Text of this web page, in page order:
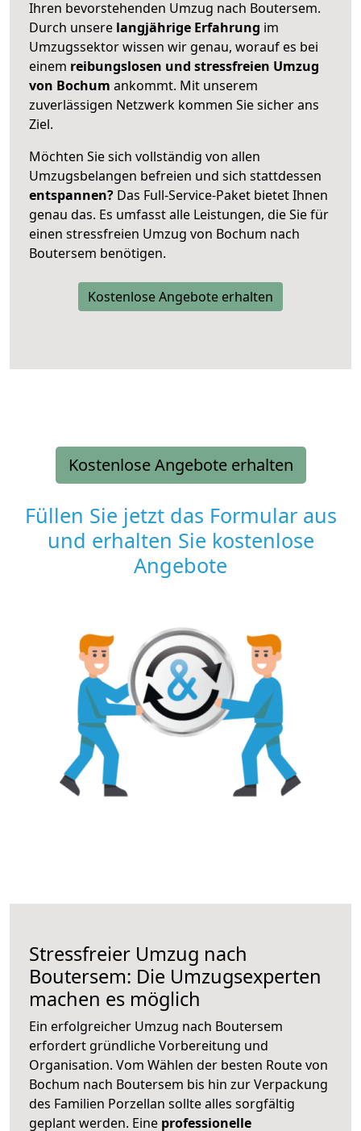
Ihren bevorstehenden Umzug nach Boutersem.
Durch unsere langjährige Erfahrung im
Umzugssektor wissen wir genau, worauf es bei
einem reibungslosen und stressfreien Umzug
von Bochum ankommt. Mit unserem
zuverlässigen Netzwerk kommen Sie sicher ans
Ziel.
Möchten Sie sich vollständig von allen
Umzugsbelangen befreien und sich stattdessen
entspannen? Das Full-Service-Paket bietet Ihnen
genau das. Es umfasst alle Leistungen, die Sie für
einen stressfreien Umzug von Bochum nach
Boutersem benötigen.
Kostenlose Angebote erhalten
Kostenlose Angebote erhalten
Füllen Sie jetzt das Formular aus
und erhalten Sie kostenlose
Angebote
Stressfreier Umzug nach
Boutersem: Die Umzugsexperten
machen es möglich
Ein erfolgreicher Umzug nach Boutersem
erfordert gründliche Vorbereitung und
Organisation. Vom Wählen der besten Route von
Bochum nach Boutersem bis hin zur Verpackung
des Familien Porzellan sollte alles sorgfältig
geplant werden. Eine professionelle